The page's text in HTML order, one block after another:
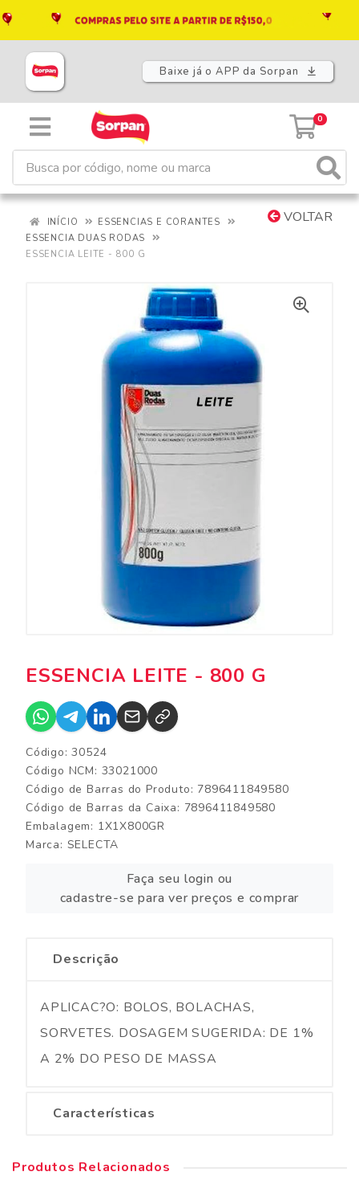
Baixe já o APP da Sorpan
0
VOLTAR
INÍCIO
ESSENCIAS E CORANTES
ESSENCIA DUAS RODAS
ESSENCIA LEITE - 800 G
ESSENCIA LEITE - 800 G
Código: 30524
Código NCM: 33021000
Código de Barras do Produto: 7896411849580
Código de Barras da Caixa: 7896411849580
Embalagem: 1X1X800GR
Marca: SELECTA
Faça seu login ou
cadastre-se para ver preços e comprar
Descrição
APLICAC?O: BOLOS, BOLACHAS,
SORVETES. DOSAGEM SUGERIDA: DE 1%
A 2% DO PESO DE MASSA
Características
Produtos Relacionados